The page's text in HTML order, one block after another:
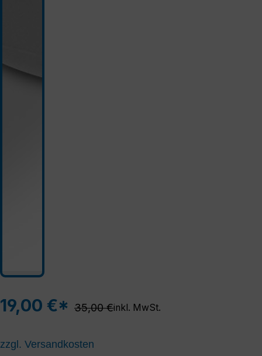
19,00 €* Regulärer Preis:
35,00 €inkl. MwSt.
zzgl. Versandkosten